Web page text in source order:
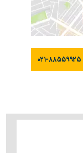
۰۲۱-۸۸۵۵۹۹۲۵